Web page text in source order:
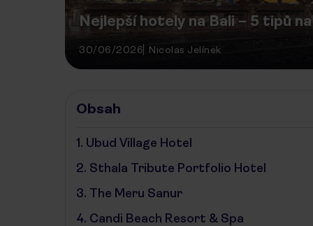
Nejlepší hotely na Bali – 5 tipů
30/06/2026 Nicolas Jelínek
Obsah
1. Ubud Village Hotel
2. Sthala Tribute Portfolio Hotel
3. The Meru Sanur
4. Candi Beach Resort & Spa